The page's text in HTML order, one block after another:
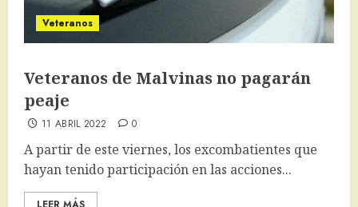
Veteranos
Veteranos de Malvinas no pagarán
peaje
11 ABRIL 2022 0
A partir de este viernes, los excombatientes que
hayan tenido participación en las acciones...